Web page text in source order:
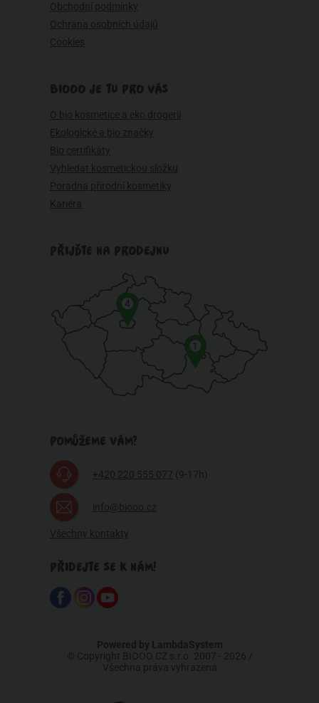
Obchodní podmínky
Ochrana osobních údajů
Cookies
BIOOO JE TU PRO VÁS
O bio kosmetice a eko drogerii
Ekologické a bio značky
Bio certifikáty
Vyhledat kosmetickou složku
Poradna přírodní kosmetiky
Kariéra
PŘIJĎTE NA PRODEJNU
1
4
POMŮŽEME VÁM?
+420 220 555 077 (9-17h)
info@biooo.cz
Všechny kontakty
PŘIDEJTE SE K NÁM!
Powered by LambdaSystem
© Copyright BIOOO.CZ s.r.o. 2007 - 2026 /
Všechna práva vyhrazena